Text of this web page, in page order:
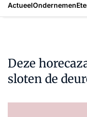
ActueelOndernemen
Deze
sloten de